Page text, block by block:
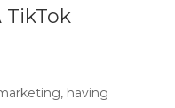
TikTok
having